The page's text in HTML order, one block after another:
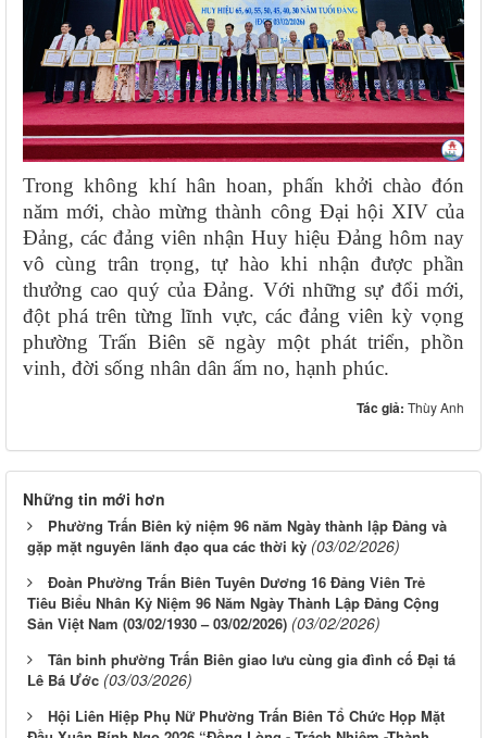
Trong không khí hân hoan, phấn khởi chào đón
năm mới, chào mừng thành công Đại hội XIV của
Đảng, các đảng viên nhận Huy hiệu Đảng hôm nay
vô cùng trân trọng, tự hào khi nhận được phần
thưởng cao quý của Đảng. Với những sự đổi mới,
đột phá trên từng lĩnh vực, các đảng viên kỳ vọng
phường Trấn Biên sẽ ngày một phát triển, phồn
vinh, đời sống nhân dân ấm no, hạnh phúc.
Tác giả: Thùy Anh
Những tin mới hơn
Phường Trấn Biên kỷ niệm 96 năm Ngày thành lập Đảng và
gặp mặt nguyên lãnh đạo qua các thời kỳ (03/02/2026)
Đoàn Phường Trấn Biên Tuyên Dương 16 Đảng Viên Trẻ
Tiêu Biểu Nhân Kỷ Niệm 96 Năm Ngày Thành Lập Đảng Cộng
Sản Việt Nam (03/02/1930 – 03/02/2026) (03/02/2026)
Tân binh phường Trấn Biên giao lưu cùng gia đình cố Đại tá
Lê Bá Ước (03/03/2026)
Hội Liên Hiệp Phụ Nữ Phường Trấn Biên Tổ Chức Họp Mặt